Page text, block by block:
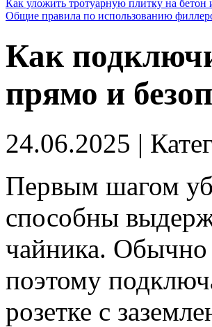
Как уложить тротуарную плитку на бетон
Общие правила по использованию
Как
прямо и
24.06.2025 |
Первым шагом
способны
чайника. Обычно
поэтому
розетке с